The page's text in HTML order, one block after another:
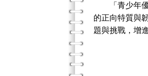
「青少年優
的正向特質與
題與挑戰，增